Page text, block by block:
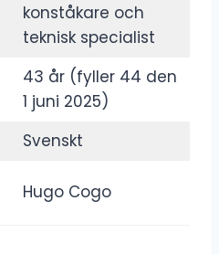
konståkare och
teknisk specialist
43 år (fyller 44 den
1 juni 2025)
Svenskt
Hugo Cogo